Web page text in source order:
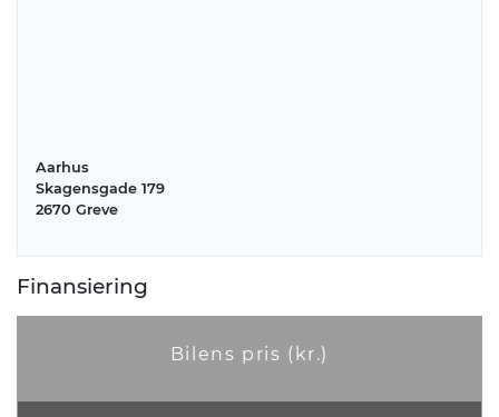
(inkl.)
10-09-2018 11-02-2026
Aarhus
Skagensgade 179
2670 Greve
Finansiering
Bilens pris (kr.)